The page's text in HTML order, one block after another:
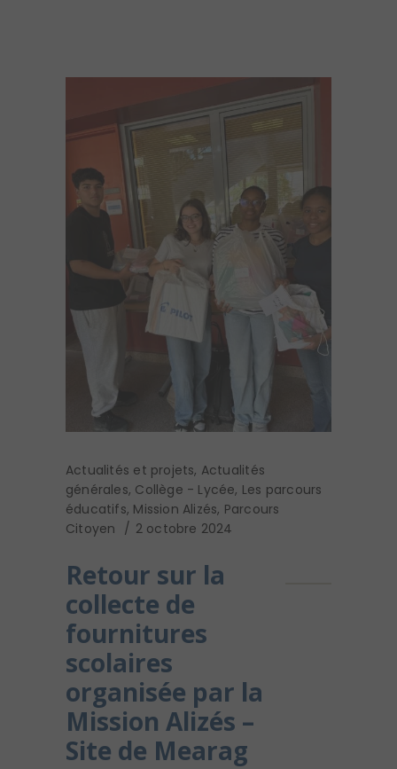
Actualités et projets, Actualités
générales, Collège - Lycée, Les parcours
éducatifs, Mission Alizés, Parcours
Citoyen
2 octobre 2024
Retour sur la
collecte de
fournitures
scolaires
organisée par la
Mission Alizés –
Site de Mearag